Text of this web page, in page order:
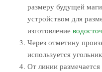
размеру будущей
устройством для
изготовление
Через отметину
используется
От линии